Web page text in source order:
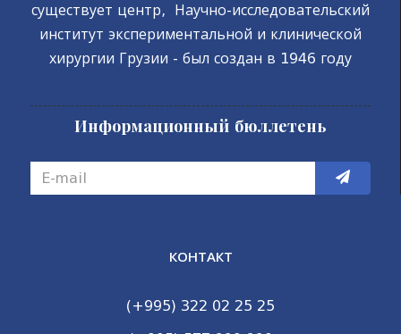
существует центр, Научно-исследовательский
институт экспериментальной и клинической
хирургии Грузии - был создан в 1946 году
Информационный бюллетень
КОНТАКТ
(+995) 322 02 25 25